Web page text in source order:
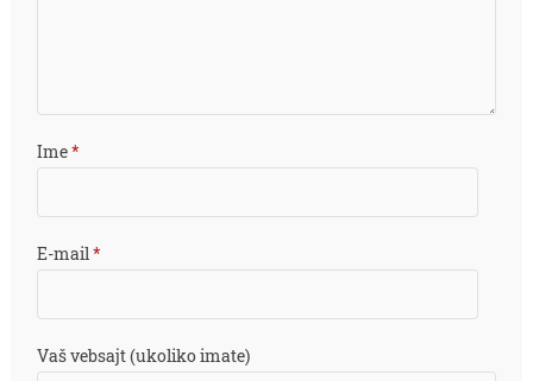
Ime*
E-mail*
Vaš vebsajt (ukoliko imate)